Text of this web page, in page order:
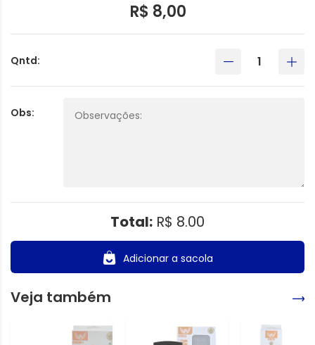
R$ 8,00
Qntd:
Obs:
Total: R$ 8.00
Adicionar a sacola
Veja também